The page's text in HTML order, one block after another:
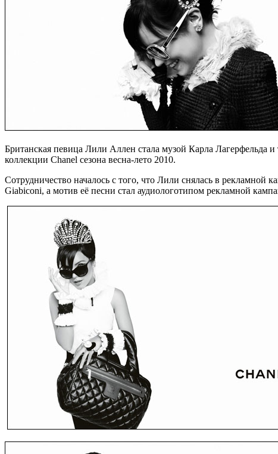
Британская певица Лили Аллен стала музой Карла Лагерфельда
коллекции Chanel сезона весна-лето 2010.
Сотрудничество началось с того, что Лили снялась в
Giabiconi, а мотив её песни стал аудиологотипом рекламной